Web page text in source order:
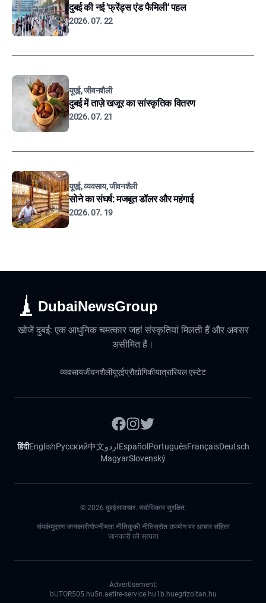
दुबई की नई 'फ्रेंड्स एंड फैमिली' पहल
2026. 07. 22
यूएई, जीवनशैली
दुबई में ताज़े खजूर का सांस्कृतिक वितरण
2026. 07. 21
यूएई, व्यवसाय, जीवनशैली
सोने का संघर्ष: मजबूत डॉलर और महंगाई
2026. 07. 19
DubaiNewsGroup
खोजें दुबई: एक आधुनिक चमत्कार जहां संस्कृतियां मिलती हैं और अवसर
असीमित हैं।
व्यवसायजीवनशैलीयूएईप्रौद्योगिकीयात्रारियल एस्टेट
हिंदीEnglishРусский中文اردوEspañol PortuguêsFrançaisDeutsch
MagyarSlovenský
© 2026 दुबईसमाचार. सर्वाधिकार सुरक्षित.
संपर्कमुद्रण जानकारीगोपनीयता नीतिकुकी नीतिस्रोत उपयोग पर आचार संहिता
जानकारी की सत्यता
Advertisement:
bUTOR505.hu5n.aetire-service.hu1b.huegrizoltan.hu